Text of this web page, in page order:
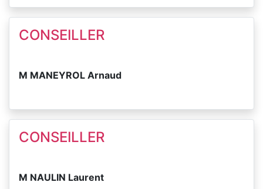
CONSEILLER
M MANEYROL Arnaud
CONSEILLER
M NAULIN Laurent